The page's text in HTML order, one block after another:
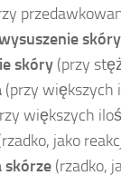
skóry
skóry (przy
(przy większych
większych
jako
skórze (rzadko,